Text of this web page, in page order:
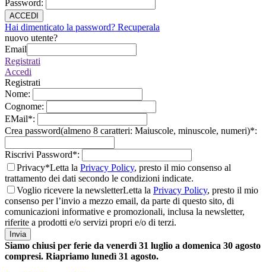
Password:
ACCEDI
Hai dimenticato la password? Recuperala
nuovo utente?
Email
Registrati
Accedi
Registrati
Nome:
Cognome:
EMail*:
Crea password(almeno 8 caratteri: Maiuscole, minuscole, numeri)*:
Riscrivi Password*:
Privacy*Letta la Privacy Policy, presto il mio consenso al
trattamento dei dati secondo le condizioni indicate.
Voglio ricevere la newsletterLetta la Privacy Policy, presto il mio
consenso per l’invio a mezzo email, da parte di questo sito, di
comunicazioni informative e promozionali, inclusa la newsletter,
riferite a prodotti e/o servizi propri e/o di terzi.
Invia
Siamo chiusi per ferie da venerdì 31 luglio a domenica 30 agosto
compresi. Riapriamo lunedì 31 agosto.